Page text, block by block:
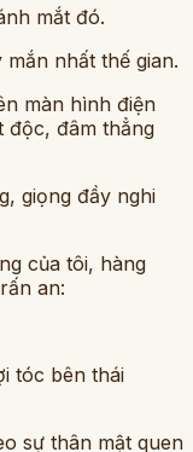
mắt đó.
nhất thế gian.
màn hình điện
độc, đâm thẳng
giọng đầy nghi
của tôi, hàng
an:
tóc bên thái
sự thân mật quen